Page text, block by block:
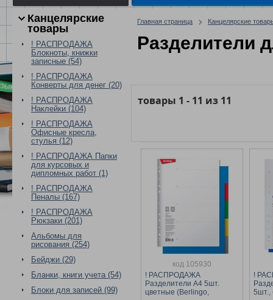
Канцелярские
товары
! РАСПРОДАЖА
Блокноты, книжки
записные (54)
! РАСПРОДАЖА
Конверты для денег (20)
! РАСПРОДАЖА
Наклейки (104)
! РАСПРОДАЖА
Офисные кресла,
стулья (12)
! РАСПРОДАЖА Папки
для курсовых и
дипломных работ (1)
! РАСПРОДАЖА
Пеналы (167)
! РАСПРОДАЖА
Рюкзаки (201)
Альбомы для
рисования (254)
Бейджи (29)
Бланки, книги учета (54)
Блоки для записей (99)
Главная страница Канцелярские
Разделители
товары 1 - 11 из 11
код 105930
! РАСПРОДАЖА
Разделители А4 5шт.
цветные (Berlingo,
!
5шт.,